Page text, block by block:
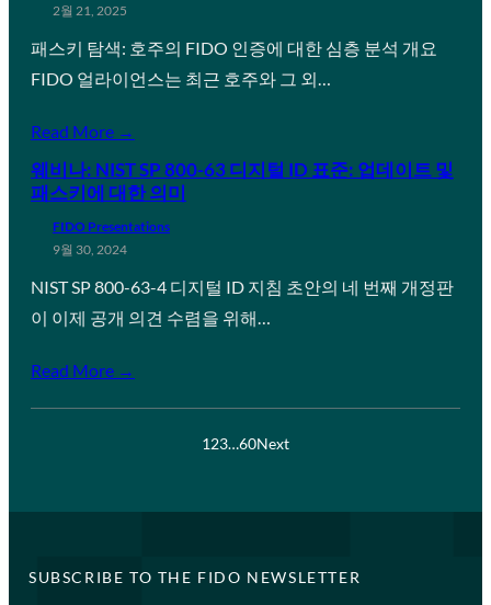
2월 21, 2025
패스키 탐색: 호주의 FIDO 인증에 대한 심층 분석 개요
FIDO 얼라이언스는 최근 호주와 그 외…
Read More →
웨비나: NIST SP 800-63 디지털 ID 표준: 업데이트 및
패스키에 대한 의미
FIDO Presentations
9월 30, 2024
NIST SP 800-63-4 디지털 ID 지침 초안의 네 번째 개정판
이 이제 공개 의견 수렴을 위해…
Read More →
123…60Next
SUBSCRIBE TO THE FIDO NEWSLETTER